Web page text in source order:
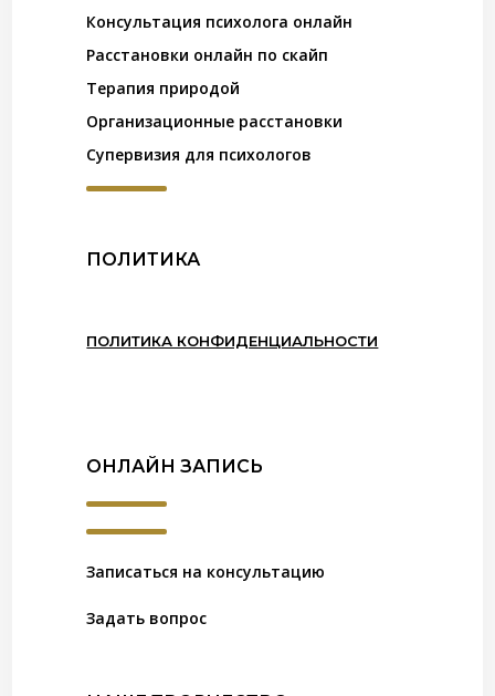
Консультация психолога онлайн
Расстановки онлайн по скайп
Терапия природой
Организационные расстановки
Супервизия для психологов
ПОЛИТИКА
ПОЛИТИКА КОНФИДЕНЦИАЛЬНОСТИ
ОНЛАЙН ЗАПИСЬ
Записаться на консультацию
Задать вопрос